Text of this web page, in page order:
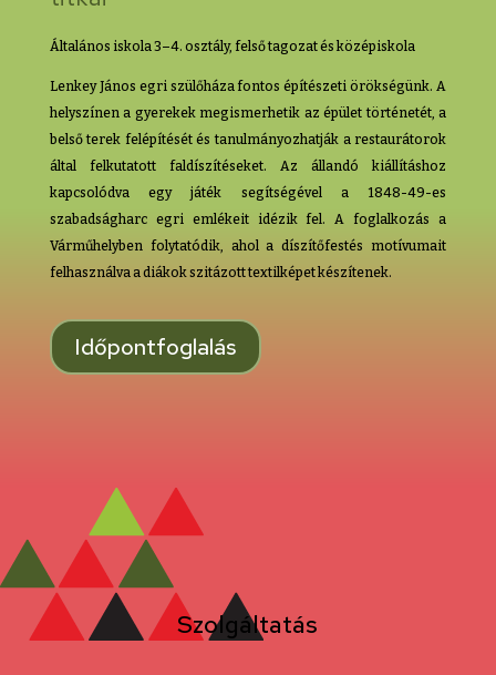
Általános iskola 3–4. osztály, felső tagozat és középiskola
Lenkey János egri szülőháza fontos építészeti örökségünk. A
helyszínen a gyerekek megismerhetik az épület történetét, a
belső terek felépítését és tanulmányozhatják a restaurátorok
által felkutatott faldíszítéseket. Az állandó kiállításhoz
kapcsolódva egy játék segítségével a 1848-49-es
szabadságharc egri emlékeit idézik fel. A foglalkozás a
Várműhelyben folytatódik, ahol a díszítőfestés motívumait
felhasználva a diákok szitázott textilképet készítenek.
Időpontfoglalás
Szolgáltatás